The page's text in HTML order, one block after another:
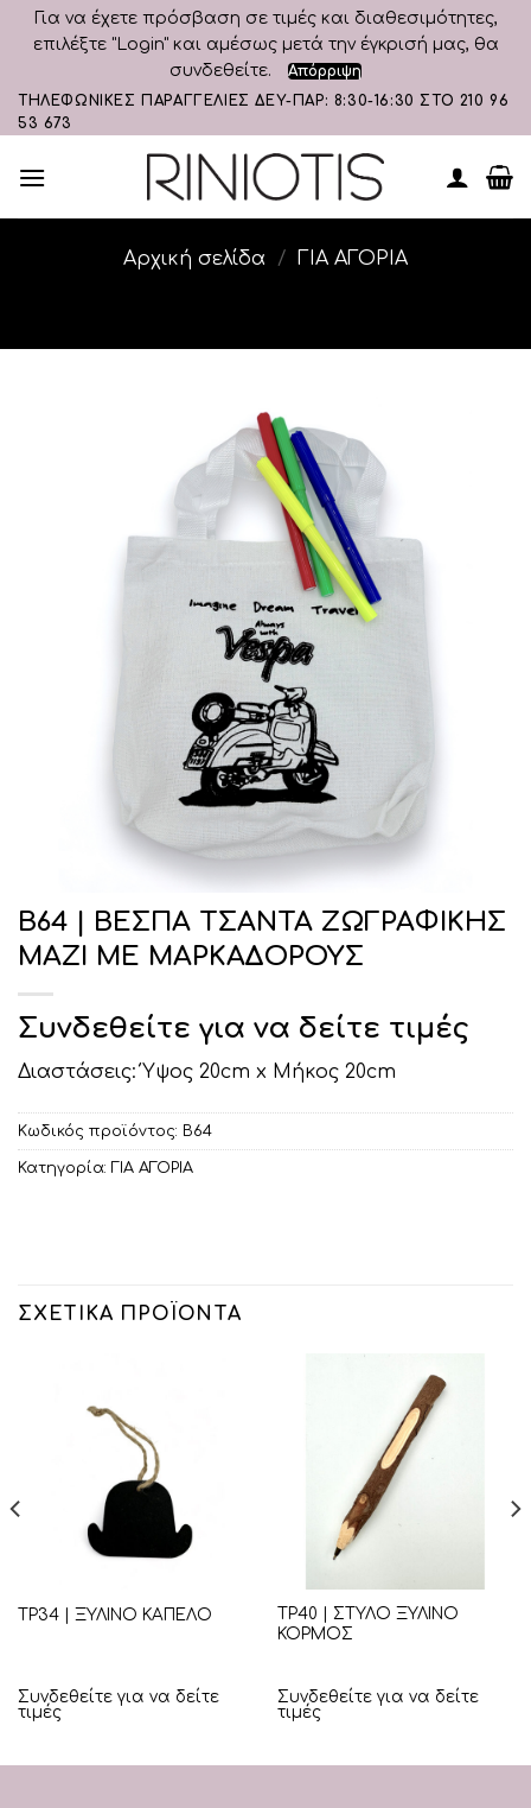
Για να έχετε πρόσβαση σε τιμές και διαθεσιμότητες,
επιλέξτε "Login" και αμέσως μετά την έγκρισή μας, θα
συνδεθείτε.
Απόρριψη
Skip
to
ΤΗΛΕΦΩΝΙΚΕΣ ΠΑΡΑΓΓΕΛΙΕΣ ΔΕΥ-ΠΑΡ: 8:30-16:30 ΣΤΟ 210 96
53 673
Αρχική σελίδα / ΓΙΑ ΑΓΟΡΙΑ
Β64 | ΒΕΣΠΑ ΤΣΑΝΤΑ ΖΩΓΡΑΦΙΚΗΣ
ΜΑΖΙ ΜΕ ΜΑΡΚΑΔΟΡΟΥΣ
Συνδεθείτε για να δείτε τιμές
Διαστάσεις: Ύψος 20cm x Μήκος 20cm
Κωδικός προϊόντος: Β64
Κατηγορία: ΓΙΑ ΑΓΟΡΙΑ
ΣΧΕΤΙΚΆ ΠΡΟΪΌΝΤΑ
ΤΡ34 | ΞΥΛΙΝΟ ΚΑΠΕΛΟ
Συνδεθείτε για να δείτε
τιμές
ΤΡ40 | ΣΤΥΛΟ ΞΥΛΙΝΟ
ΚΟΡΜΟΣ
Συνδεθείτε για να δείτε
τιμές